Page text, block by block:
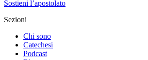
Sostieni l’apostolato
Sezioni
Chi sono
Catechesi
Podcast